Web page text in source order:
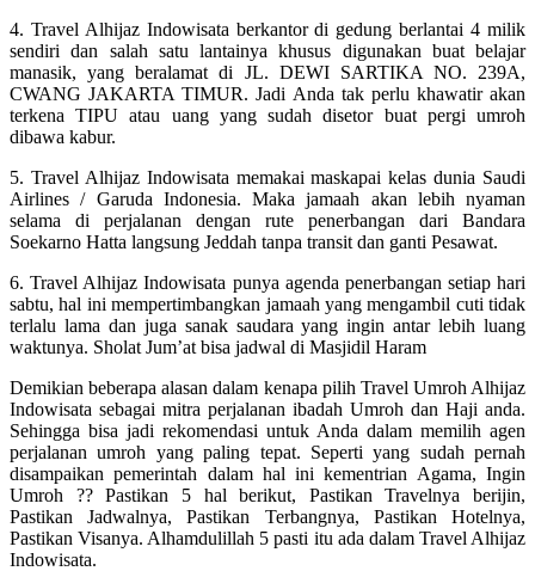
4. Travel Alhijaz Indowisata berkantor di gedung berlantai 4 milik
sendiri dan salah satu lantainya khusus digunakan buat belajar
manasik, yang beralamat di JL. DEWI SARTIKA NO. 239A,
CWANG JAKARTA TIMUR. Jadi Anda tak perlu khawatir akan
terkena TIPU atau uang yang sudah disetor buat pergi umroh
dibawa kabur.
5. Travel Alhijaz Indowisata memakai maskapai kelas dunia Saudi
Airlines / Garuda Indonesia. Maka jamaah akan lebih nyaman
selama di perjalanan dengan rute penerbangan dari Bandara
Soekarno Hatta langsung Jeddah tanpa transit dan ganti Pesawat.
6. Travel Alhijaz Indowisata punya agenda penerbangan setiap hari
sabtu, hal ini mempertimbangkan jamaah yang mengambil cuti tidak
terlalu lama dan juga sanak saudara yang ingin antar lebih luang
waktunya. Sholat Jum’at bisa jadwal di Masjidil Haram
Demikian beberapa alasan dalam kenapa pilih Travel Umroh Alhijaz
Indowisata sebagai mitra perjalanan ibadah Umroh dan Haji anda.
Sehingga bisa jadi rekomendasi untuk Anda dalam memilih agen
perjalanan umroh yang paling tepat. Seperti yang sudah pernah
disampaikan pemerintah dalam hal ini kementrian Agama, Ingin
Umroh ?? Pastikan 5 hal berikut, Pastikan Travelnya berijin,
Pastikan Jadwalnya, Pastikan Terbangnya, Pastikan Hotelnya,
Pastikan Visanya. Alhamdulillah 5 pasti itu ada dalam Travel Alhijaz
Indowisata.